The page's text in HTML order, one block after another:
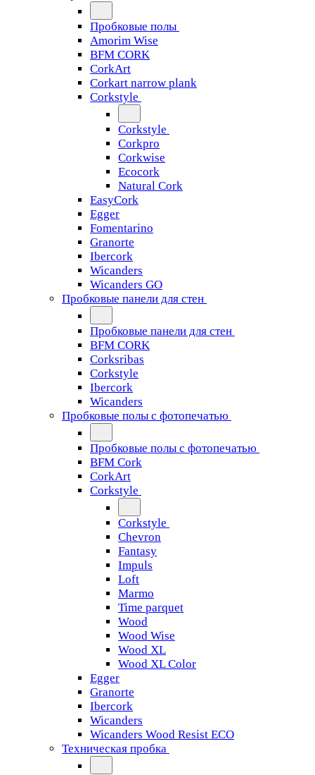
Пробковые полы
Amorim Wise
BFM CORK
CorkArt
Corkart narrow plank
Corkstyle
Corkstyle
Corkpro
Corkwise
Ecocork
Natural Cork
EasyCork
Egger
Fomentarino
Granorte
Ibercork
Wicanders
Wicanders GO
Пробковые панели для стен
Пробковые панели для стен
BFM CORK
Corksribas
Corkstyle
Ibercork
Wicanders
Пробковые полы с фотопечатью
Пробковые полы с фотопечатью
BFM Cork
CorkArt
Corkstyle
Corkstyle
Chevron
Fantasy
Impuls
Loft
Marmo
Time parquet
Wood
Wood Wise
Wood XL
Wood XL Color
Egger
Granorte
Ibercork
Wicanders
Wicanders Wood Resist ECO
Техническая пробка